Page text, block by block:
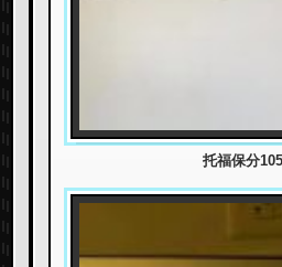
托福保分